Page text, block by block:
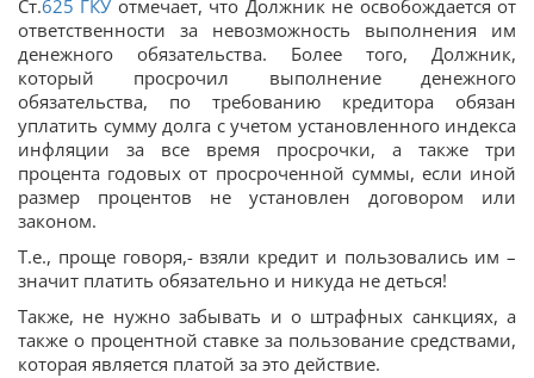
Ст.625 ГКУ отмечает, что Должник не освобождается от
ответственности за невозможность выполнения им
денежного обязательства. Более того, Должник,
который просрочил выполнение денежного
обязательства, по требованию кредитора обязан
уплатить сумму долга с учетом установленного индекса
инфляции за все время просрочки, а также три
процента годовых от просроченной суммы, если иной
размер процентов не установлен договором или
законом.
Т.е., проще говоря,- взяли кредит и пользовались им –
значит платить обязательно и никуда не деться!
Также, не нужно забывать и о штрафных санкциях, а
также о процентной ставке за пользование средствами,
которая является платой за это действие.